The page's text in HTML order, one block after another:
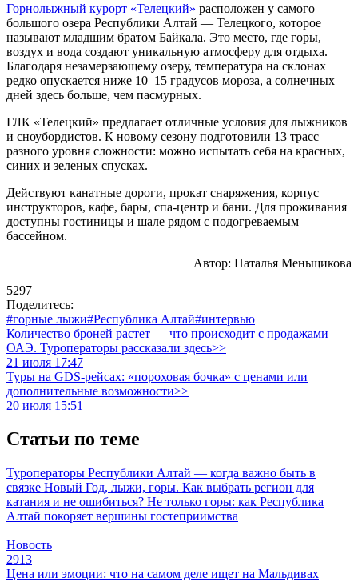
Горнолыжный курорт «Телецкий» расположен у самого
большого озера Республики Алтай — Телецкого, которое
называют младшим братом Байкала. Это место, где горы,
воздух и вода создают уникальную атмосферу для отдыха.
Благодаря незамерзающему озеру, температура на склонах
редко опускается ниже 10–15 градусов мороза, а солнечных
дней здесь больше, чем пасмурных.
ГЛК «Телецкий» предлагает отличные условия для лыжников
и сноубордистов. К новому сезону подготовили 13 трасс
разного уровня сложности: можно испытать себя на красных,
синих и зеленых спусках.
Действуют канатные дороги, прокат снаряжения, корпус
инструкторов, кафе, бары, спа-центр и бани. Для проживания
доступны гостиницы и шале рядом с подогреваемым
бассейном.
Автор: Наталья Меньщикова
5297
Поделитесь:
#горные лыжи#Республика Алтай#интервью
Количество броней растет — что происходит с продажами
ОАЭ. Туроператоры рассказали здесь>>
21 июля 17:47
Туры на GDS-рейсах: «пороховая бочка» с ценами или
дополнительные возможности>>
20 июля 15:51
Статьи по теме
Туроператоры Республики Алтай — когда важно быть в
связке Новый Год, лыжи, горы. Как выбрать регион для
катания и не ошибиться? Не только горы: как Республика
Алтай покоряет вершины гостеприимства
Новость
2913
Цена или эмоции: что на самом деле ищет на Мальдивах